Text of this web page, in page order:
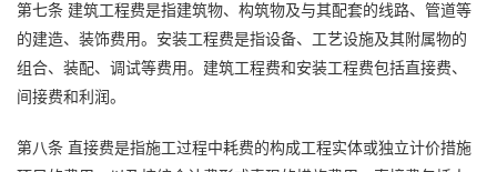
第七条 建筑工程费是指建筑物、构筑物及与其配套的线路、管道等
的建造、装饰费用。安装工程费是指设备、工艺设施及其附属物的
组合、装配、调试等费用。建筑工程费和安装工程费包括直接费、
间接费和利润。
第八条 直接费是指施工过程中耗费的构成工程实体或独立计价措施